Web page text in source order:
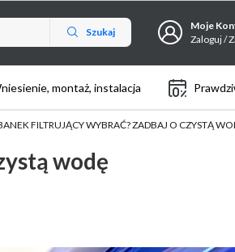
Szukaj
Moje
Zaloguj /
montaż, instalacja
FILTRUJĄCY WYBRAĆ? ZADBAJ O CZYSTĄ
wodę